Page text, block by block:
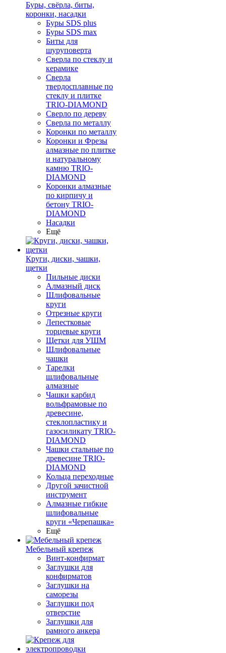
Буры, свёрла, биты,
коронки, насадки
Буры SDS plus
Буры SDS max
Биты для
шуруповерта
Сверла по стеклу и
керамике
Сверла
твердосплавные по
стеклу и плитке
TRIO-DIAMOND
Сверло по дереву
Сверла по металлу
Коронки по металлу
Коронки и Фрезы
алмазные по плитке
и натуральному
камню TRIO-
DIAMOND
Коронки алмазные
по кирпичу и
бетону TRIO-
DIAMOND
Насадки
Ещё
Круги, диски, чашки,
щетки
Пильные диски
Алмазный диск
Шлифовальные
круги
Отрезные круги
Лепестковые
торцевые круги
Щетки для УШМ
Шлифовальные
чашки
Тарелки
шлифовальные
алмазные
Чашки карбид
вольфрамовые по
древесине,
стеклопластику и
газосиликату TRIO-
DIAMOND
Чашки стальные по
древесине TRIO-
DIAMOND
Кольца переходные
Другой зачистной
инструмент
Алмазные гибкие
шлифовальные
круги «Черепашка»
Ещё
Мебельный крепеж
Винт-конфирмат
Заглушки для
конфирматов
Заглушки на
саморезы
Заглушки под
отверстие
Заглушки для
рамного анкера